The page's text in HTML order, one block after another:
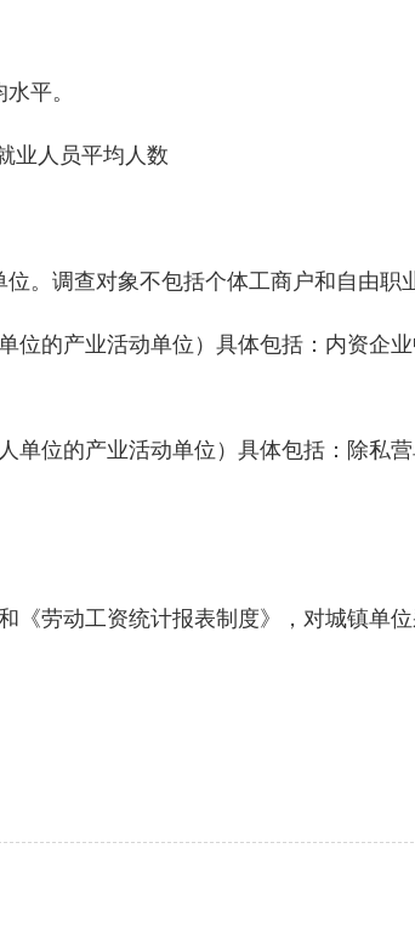
平。
业人员平均人数
调查对象不包括个体工商户和自由职
的产业活动单位）具体包括：内资企
位的产业活动单位）具体包括：除私营
劳动工资统计报表制度》，对城镇单